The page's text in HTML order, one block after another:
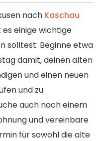
nach Kaschau
einige wichtige
solltest. Beginne etwa
damit, deinen alten
und einen neuen
und zu
auch nach einem
und vereinbare
für sowohl die alte